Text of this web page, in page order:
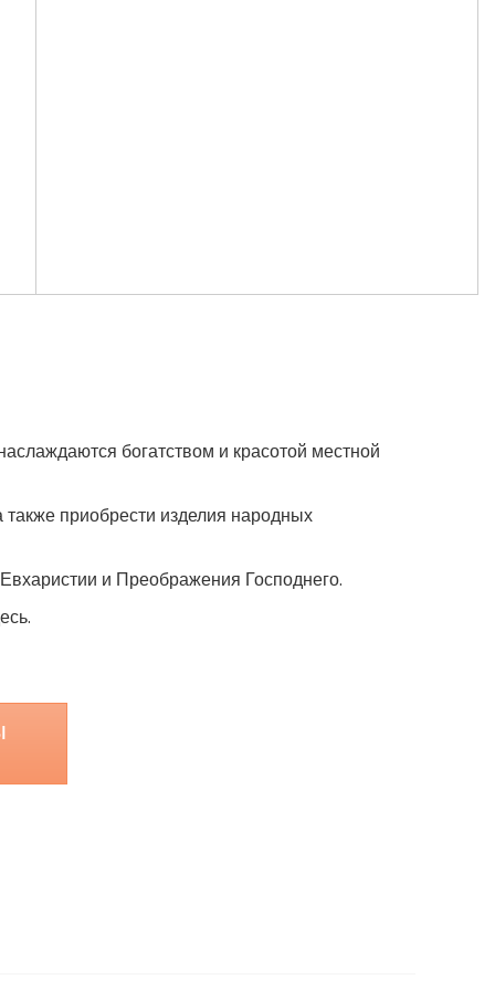
богатством и красотой местной
приобрести изделия народных
и Преображения Господнего.